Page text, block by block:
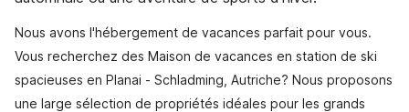
Nous avons l'hébergement de vacances parfait pour vous.
Vous recherchez des Maison de vacances en station de ski
spacieuses en Planai - Schladming, Autriche? Nous proposons
une large sélection de propriétés idéales pour les grands